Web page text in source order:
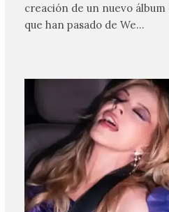
creación de un nuevo álbum
que han pasado de We…